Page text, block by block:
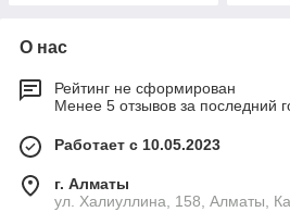
О нас
Рейтинг не сформирован
Менее 5 отзывов за последний
Работает с 10.05.2023
г. Алматы
ул. Халиуллина, 158, Алматы,